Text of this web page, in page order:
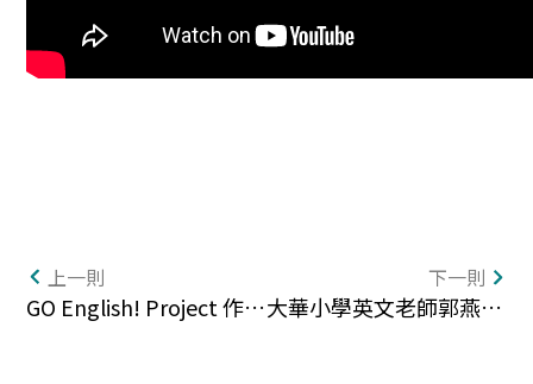
上一則
GO English! Project 作品展覽會長片回顧來囉！
下一則
大華小學英文老師郭燕珊：從 GO English! Project 發揚英語教學